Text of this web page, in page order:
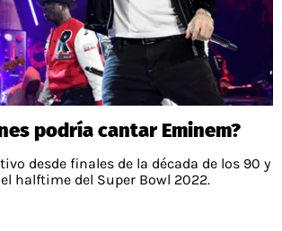
podría cantar Eminem?
desde finales de la década de los 90 y
halftime del Super Bowl 2022.